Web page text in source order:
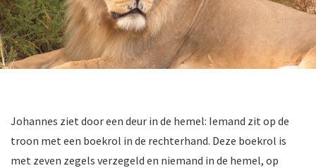
Johannes ziet door een deur in de hemel: Iemand zit op de
troon met een boekrol in de rechterhand. Deze boekrol is
met zeven zegels verzegeld en niemand in de hemel, op